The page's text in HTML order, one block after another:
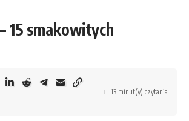
15 smakowitych
13 minut(y) czytania